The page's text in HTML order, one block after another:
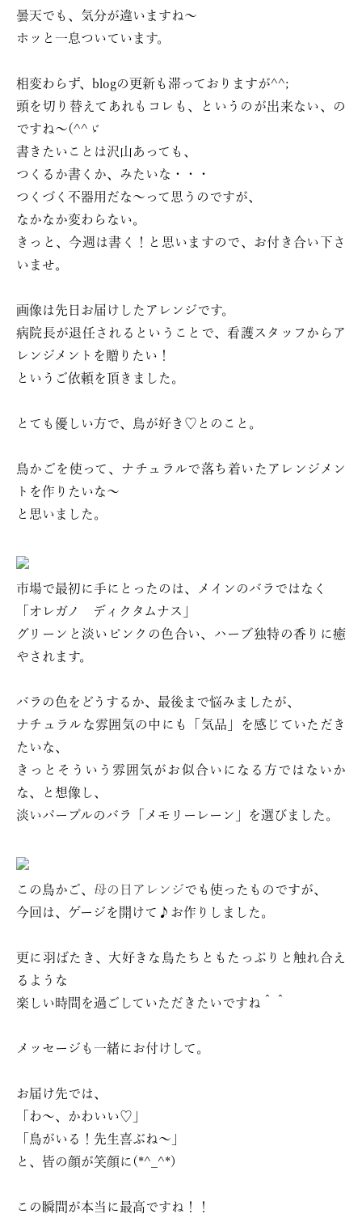
曇天でも、気分が違いますね〜
ホッと一息ついています。
相変わらず、blogの更新も滞っておりますが^^;
頭を切り替えてあれもコレも、というのが出来ない、の
ですね〜(^^ゞ
書きたいことは沢山あっても、
つくるか書くか、みたいな・・・
つくづく不器用だな〜って思うのですが、
なかなか変わらない。
きっと、今週は書く！と思いますので、お付き合い下さ
いませ。
画像は先日お届けしたアレンジです。
病院長が退任されるということで、看護スタッフからア
レンジメントを贈りたい！
というご依頼を頂きました。
とても優しい方で、鳥が好き♡とのこと。
鳥かごを使って、ナチュラルで落ち着いたアレンジメン
トを作りたいな〜
と思いました。
市場で最初に手にとったのは、メインのバラではなく
「オレガノ ディクタムナス」
グリーンと淡いピンクの色合い、ハーブ独特の香りに癒
やされます。
バラの色をどうするか、最後まで悩みましたが、
ナチュラルな雰囲気の中にも「気品」を感じていただき
たいな、
きっとそういう雰囲気がお似合いになる方ではないか
な、と想像し、
淡いパープルのバラ「メモリーレーン」を選びました。
この鳥かご、 母の日アレンジでも使ったものですが、
今回は、ゲージを開けて♪お作りしました。
更に羽ばたき、大好きな鳥たちともたっぷりと触れ合え
るような
楽しい時間を過ごしていただきたいですね＾＾
メッセージも一緒にお付けして。
お届け先では、
「わ〜、かわいい♡」
「鳥がいる！先生喜ぶね〜」
と、皆の顔が笑顔に(*^_^*)
この瞬間が本当に最高ですね！！